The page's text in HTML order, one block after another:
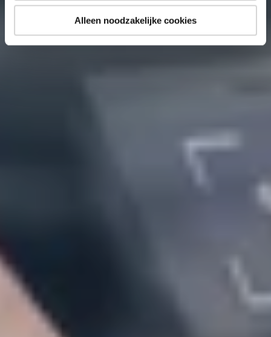
Alleen noodzakelijke cookies